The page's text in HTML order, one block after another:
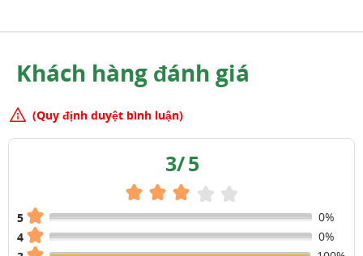
Khách hàng đánh giá
(Quy định duyệt bình luận)
3/5
5
0%
4
0%